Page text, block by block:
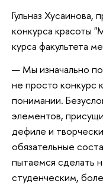
Гульназ Хусаинова,
конкурса красоты
курса факультета
— Мы изначально
не просто конкурс
понимании.
элементов,
дефиле и
обязательные
пытаемся сделать
студенческим,